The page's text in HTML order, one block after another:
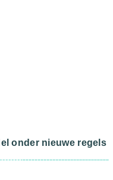
onder nieuwe regels